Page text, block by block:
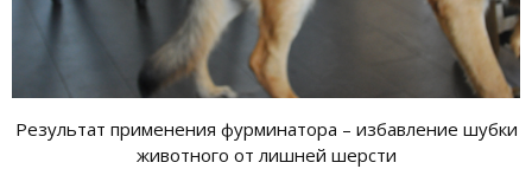
Результат применения фурминатора – избавление шубки
животного от лишней шерсти